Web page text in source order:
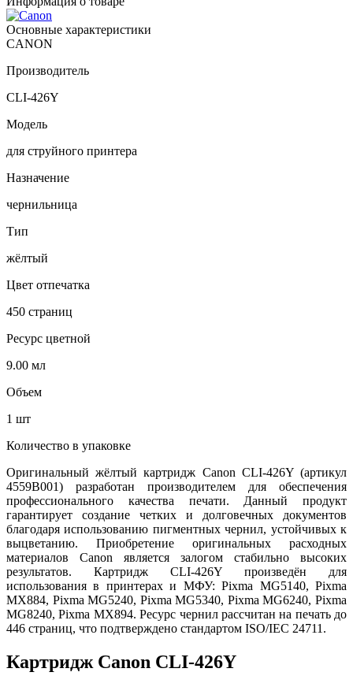
Основные характеристики
CANON
Производитель
CLI-426Y
Модель
для струйного принтера
Назначение
чернильница
Тип
жёлтый
Цвет отпечатка
450 страниц
Ресурс цветной
9.00 мл
Объем
1 шт
Количество в упаковке
Оригинальный жёлтый картридж Canon CLI-426Y (артикул
4559B001) разработан производителем для обеспечения
профессионального качества печати. Данный продукт
гарантирует создание четких и долговечных документов
благодаря использованию пигментных чернил, устойчивых к
выцветанию. Приобретение оригинальных расходных
материалов Canon является залогом стабильно высоких
результатов. Картридж CLI-426Y произведён для
использования в принтерах и МФУ: Pixma MG5140, Pixma
MX884, Pixma MG5240, Pixma MG5340, Pixma MG6240, Pixma
MG8240, Pixma MX894. Ресурс чернил рассчитан на печать до
446 страниц, что подтверждено стандартом ISO/IEC 24711.
Картридж Canon CLI-426Y